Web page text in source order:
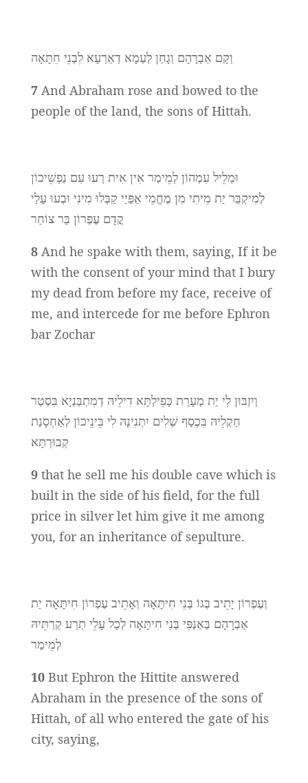
וְקָם אַבְרָהָם וְגָחַן לְעַמָא דְאַרְעָא לִבְנֵי חִתָּאָה
7 And Abraham rose and bowed to the
people of the land, the sons of Hittah.
וּמַלֵיל עִמְהוֹן לְמֵימַר אִין אִית רְעוּ עִם נַפְשֵׁיכוֹן
לְמִיקְבַּר יַת מֵיתִי מִן מֶחֱמֵי אַפַּיַי קַבְּלוּ מִינִי וּבְעוּ עָלַי
קֳדָם עֶפְרוֹן בַּר צוֹחַר
8 And he spake with them, saying, If it be
with the consent of your mind that I bury
my dead from before my face, receive of
me, and intercede for me before Ephron
bar Zochar
וְיִזְבּוּן לִי יַת מְעָרַת כָּפֵילְתָּא דִילֵיהּ דְמִתְבַּנְיָא בִּסְטַר
חַקְלֵיהּ בִּכְסַף שְׁלִים יִתְּנִינָהּ לִי בֵּינֵיכוֹן לְאַחְסָנַת
קְבוּרְתָּא
9 that he sell me his double cave which is
built in the side of his field, for the full
price in silver let him give it me among
you, for an inheritance of sepulture.
וְעֶפְרוֹן יָתֵיב בְּגוֹ בְּנֵי חִיתָּאָה וְאָתֵיב עֶפְרוֹן חִיתָּאָה יַת
אַבְרָהָם בְּאַנְפֵּי בְּנֵי חִיתָּאָה לְכָל עָלֵי תְרַע קַרְתֵּיהּ
לְמֵימַר
10 But Ephron the Hittite answered
Abraham in the presence of the sons of
Hittah, of all who entered the gate of his
city, saying,